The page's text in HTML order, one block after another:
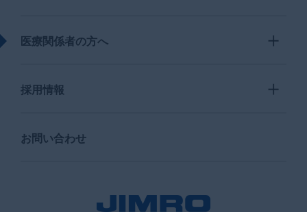
医療関係者の方へ
採用情報
お問い合わせ